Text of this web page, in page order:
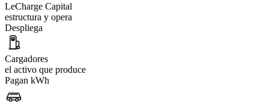
LeCharge Capital
estructura y opera
Despliega
Cargadores
el activo que produce
Pagan kWh